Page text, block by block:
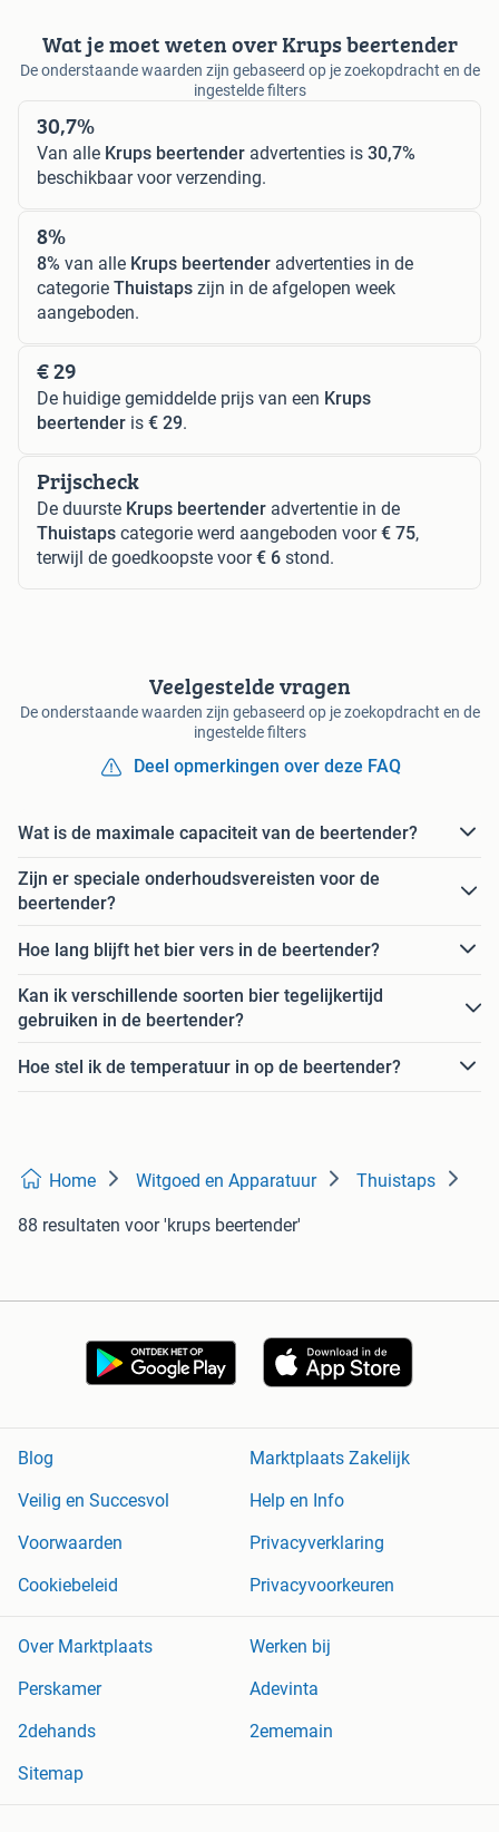
Wat je moet weten over Krups beertender
De onderstaande waarden zijn gebaseerd op je zoekopdracht en de
ingestelde filters
30,7%
Van alle Krups beertender advertenties is 30,7%
beschikbaar voor verzending.
8%
8% van alle Krups beertender advertenties in de
categorie Thuistaps zijn in de afgelopen week
aangeboden.
€ 29
De huidige gemiddelde prijs van een Krups
beertender is € 29.
Prijscheck
De duurste Krups beertender advertentie in de
Thuistaps categorie werd aangeboden voor€ 75,
terwijl de goedkoopste voor€ 6 stond.
Veelgestelde vragen
De onderstaande waarden zijn gebaseerd op je zoekopdracht en de
ingestelde filters
Deel opmerkingen over deze FAQ
Wat is de maximale capaciteit van de beertender?
Zijn er speciale onderhoudsvereisten voor de
beertender?
Hoe lang blijft het bier vers in de beertender?
Kan ik verschillende soorten bier tegelijkertijd
gebruiken in de beertender?
Hoe stel ik de temperatuur in op de beertender?
Home Witgoed en Apparatuur Thuistaps
88 resultaten voor 'krups beertender'
Blog
Marktplaats Zakelijk
Veilig en Succesvol
Help en Info
Voorwaarden
Privacyverklaring
Cookiebeleid
Privacyvoorkeuren
Over Marktplaats
Werken bij
Perskamer
Adevinta
2dehands
2ememain
Sitemap